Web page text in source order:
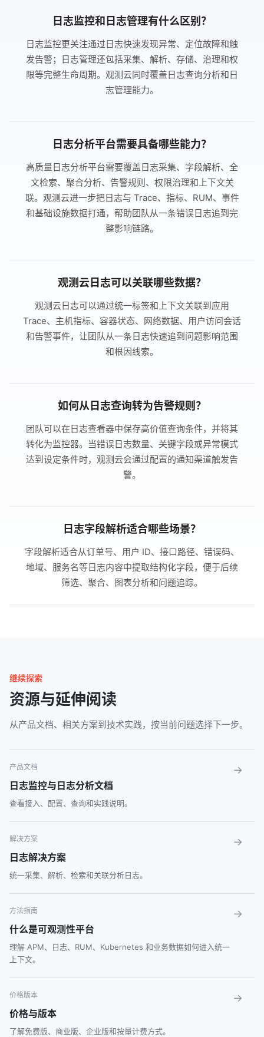
日志监控和日志管理有什么区别？
日志监控更关注通过日志快速发现异常、定位故障和触
发告警；日志管理还包括采集、解析、存储、治理和权
限等完整生命周期。观测云同时覆盖日志查询分析和日
志管理能力。
日志分析平台需要具备哪些能力？
高质量日志分析平台需要覆盖日志采集、字段解析、全
文检索、聚合分析、告警规则、权限治理和上下文关
联。观测云进一步把日志与 Trace、指标、RUM、事件
和基础设施数据打通，帮助团队从一条错误日志追到完
整影响链路。
观测云日志可以关联哪些数据？
观测云日志可以通过统一标签和上下文关联到应用
Trace、主机指标、容器状态、网络数据、用户访问会话
和告警事件，让团队从一条日志快速追到问题影响范围
和根因线索。
如何从日志查询转为告警规则？
团队可以在日志查看器中保存高价值查询条件，并将其
转化为监控器。当错误日志数量、关键字段或异常模式
达到设定条件时，观测云会通过配置的通知渠道触发告
警。
日志字段解析适合哪些场景？
字段解析适合从订单号、用户 ID、接口路径、错误码、
地域、服务名等日志内容中提取结构化字段，便于后续
筛选、聚合、图表分析和问题追踪。
继续探索
资源与延伸阅读
从产品文档、相关方案到技术实践，按当前问题选择下一步。
产品文档
日志监控与日志分析文档
查看接入、配置、查询和实践说明。
→
解决方案
日志解决方案
统一采集、解析、检索和关联分析日志。
→
方法指南
什么是可观测性平台
理解 APM、日志、RUM、Kubernetes 和业务数据如何进入统一
上下文。
→
价格版本
价格与版本
了解免费版、商业版、企业版和按量计费方式。
→